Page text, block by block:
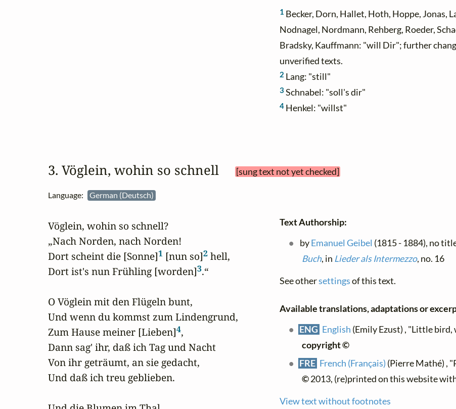
1 Becker, Dorn, Hallet, Hoth, Hoppe, Jonas,
Nodnagel, Nordmann, Rehberg, Roeder,
Bradsky, Kauffmann: "will Dir"; further
unverified texts.
2 Lang: "still"
3Schnabel: "soll's dir"
4 Henkel: "willst"
3. Vöglein, wohin so schnell [sung text not yet checked]
Language: German (Deutsch)
Vöglein, wohin so schnell?
„Nach Norden, nach Norden!
Dort scheint die [Sonne]1 [nun so]2 hell,
Dort ist's nun Frühling [worden]3.“
O Vöglein mit den Flügeln bunt,
Und wenn du kommst zum Lindengrund,
Zum Hause meiner [Lieben]4,
Dann sag' ihr, daß ich Tag und Nacht
Von ihr geträumt, an sie gedacht,
Und daß ich treu geblieben.
Text Authorship:
byEmanuel Geibel (1815 - 1884), no
Buch, in Lieder als Intermezzo, no. 16
See othersettingsof this text.
Available translations, adaptations or
ENG English (Emily Ezust) , "Little bird,
copyright ©
FRE French (Français) (Pierre Mathé) ,
©2013, (re)printed on this website
View text without footnotes